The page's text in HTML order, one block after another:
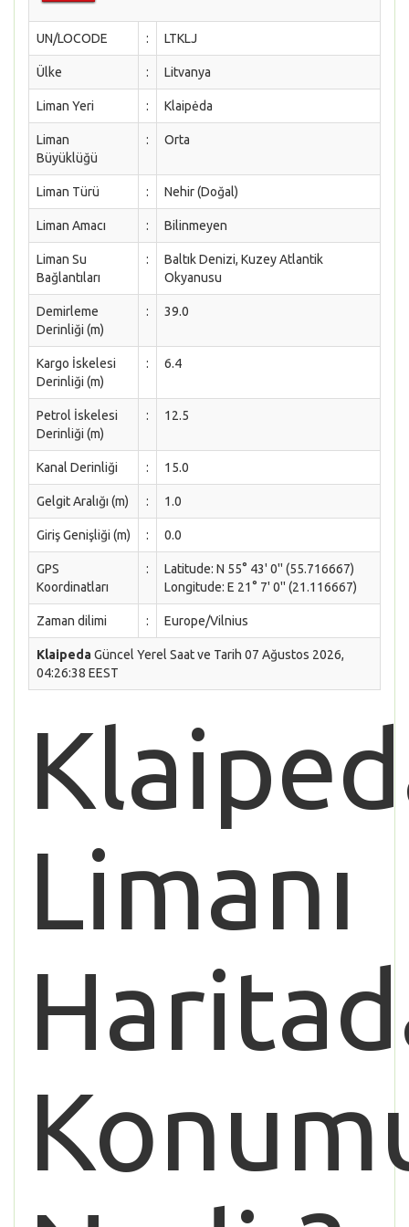
UN/LOCODE : LTKLJ
Ülke : Litvanya
Liman Yeri : Klaipėda
Liman
Büyüklüğü
: Orta
Liman Türü : Nehir (Doğal)
Liman Amacı : Bilinmeyen
Liman Su
Bağlantıları
:
Baltık Denizi, Kuzey Atlantik
Okyanusu
Demirleme
Derinliği (m)
: 39.0
Kargo İskelesi
Derinliği (m)
: 6.4
Petrol İskelesi
Derinliği (m)
: 12.5
Kanal Derinliği : 15.0
Gelgit Aralığı (m) : 1.0
Giriş Genişliği (m) : 0.0
GPS
Koordinatları
:
Latitude: N 55° 43' 0'' (55.716667)
Longitude: E 21° 7' 0'' (21.116667)
Zaman dilimi : Europe/Vilnius
KlaipedaGüncel Yerel Saat ve Tarih 07 Ağustos 2026,
04:26:38 EEST
Limanı